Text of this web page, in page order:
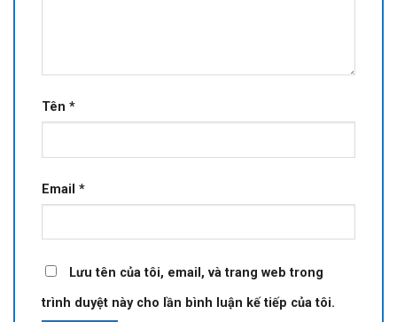
Tên *
Email *
Lưu tên của tôi, email, và trang web trong
trình duyệt này cho lần bình luận kế tiếp của tôi.